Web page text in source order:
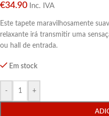
€34.90 Inc. IVA
Este tapete maravilhosamente
relaxante irá transmitir uma
ou hall de entrada.
Em stock
- +